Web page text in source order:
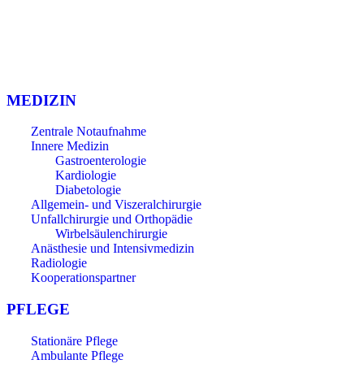
MEDIZIN
Zentrale Notaufnahme
Innere Medizin
Gastroenterologie
Kardiologie
Diabetologie
Allgemein- und Viszeralchirurgie
Unfallchirurgie und Orthopädie
Wirbelsäulenchirurgie
Anästhesie und Intensivmedizin
Radiologie
Kooperationspartner
PFLEGE
Stationäre Pflege
Ambulante Pflege